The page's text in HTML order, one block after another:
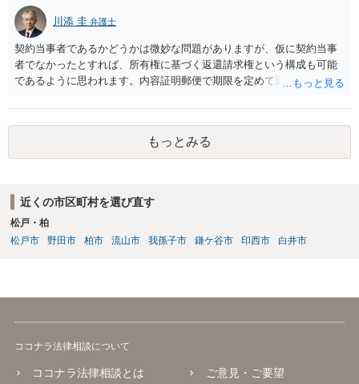
川添 圭 弁護士
契約当事者であるかどうかは微妙な問題がありますが、仮に契約当事
者でなかったとすれば、所有権に基づく返還請求権という構成も可能
であるように思われます。内容証明郵便で期限を定めて返却を求める
といった手段を踏んだ上で、最終的には訴訟を検討すべきではないか
と思われます。ビデオテープが大切な（ある程度費用をかけてでも取
り返したい）ものであれば、弁護士へ相談・依頼することも考えられ
ます。
もっとみる
近くの市区町村を選び直す
松戸・柏
松戸市
野田市 柏市 流山市 我孫子市 鎌ケ谷市 印西市 白井市
ココナラ法律相談について
ココナラ法律相談とは ご意見・ご要望